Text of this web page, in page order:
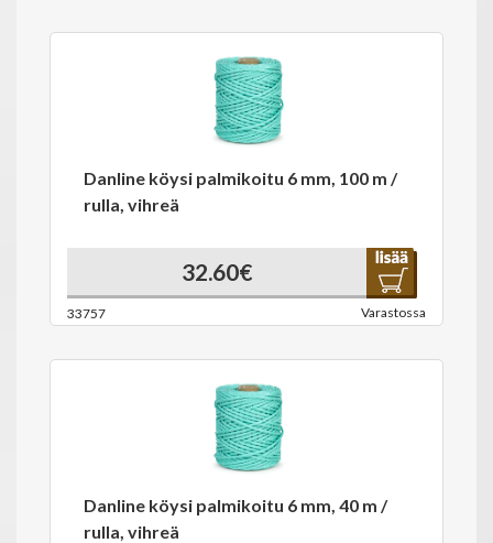
Danline köysi palmikoitu 6 mm, 100 m /
rulla, vihreä
32.60€
33757 Varastossa
Danline köysi palmikoitu 6 mm, 40 m /
rulla, vihreä